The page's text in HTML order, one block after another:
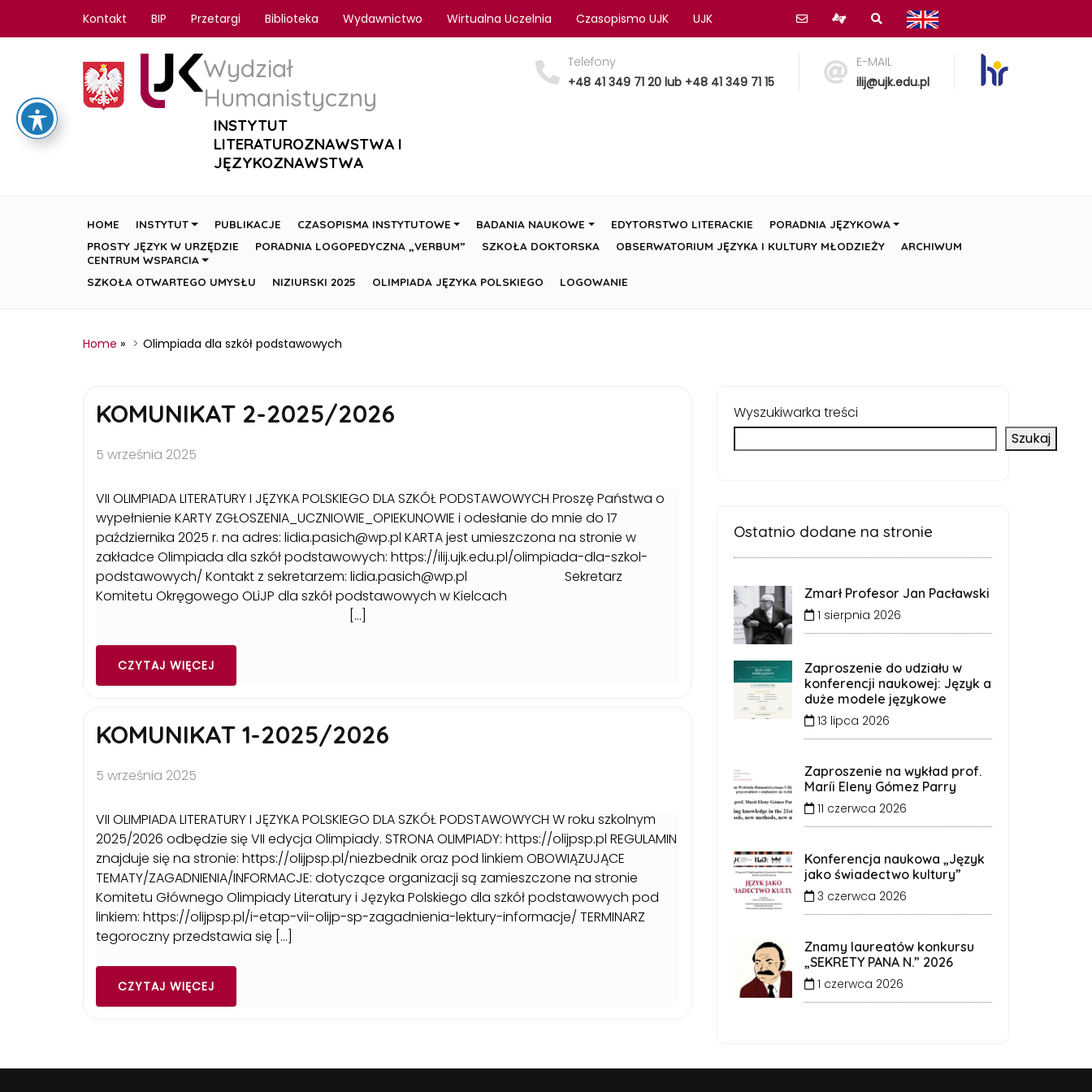
Kontakt BIP Przetargi Biblioteka Wydawnictwo Wirtualna Uczelnia Czasopismo UJK UJK
Wydział
Humanistyczny
INSTYTUT
LITERATUROZNAWSTWA I
JĘZYKOZNAWSTWA
Telefony
+48 41 349 71 20 lub +48 41 349 71 15
E-MAIL
ilij@ujk.edu.pl
HOME INSTYTUT PUBLIKACJE CZASOPISMA INSTYTUTOWE BADANIA NAUKOWE EDYTORSTWO LITERACKIE
PORADNIA JĘZYKOWA
PROSTY JĘZYK W URZĘDZIE
CENTRUM WSPARCIA
PORADNIA LOGOPEDYCZNA „VERBUM” SZKOŁA DOKTORSKA OBSERWATORIUM JĘZYKA I KULTURY MŁODZIEŻY ARCHIWUM
SZKOŁA OTWARTEGO UMYSŁU NIZIURSKI 2025 OLIMPIADA JĘZYKA POLSKIEGO LOGOWANIE
Home » Olimpiada dla szkół podstawowych
KOMUNIKAT 2-2025/2026
5 września 2025
VII OLIMPIADA LITERATURY I JĘZYKA POLSKIEGO DLA SZKÓŁ PODSTAWOWYCH Proszę Państwa o
wypełnienie KARTY ZGŁOSZENIA_UCZNIOWIE_OPIEKUNOWIE i odesłanie do mnie do 17
października 2025 r. na adres: lidia.pasich@wp.pl KARTA jest umieszczona na stronie w
zakładce Olimpiada dla szkół podstawowych: https://ilij.ujk.edu.pl/olimpiada-dla-szkol-
podstawowych/ Kontakt z sekretarzem: lidia.pasich@wp.pl Sekretarz
Komitetu Okręgowego OLiJP dla szkół podstawowych w Kielcach
[…]
CZYTAJ WIĘCEJ
KOMUNIKAT 1-2025/2026
5 września 2025
VII OLIMPIADA LITERATURY I JĘZYKA POLSKIEGO DLA SZKÓŁ PODSTAWOWYCH W roku szkolnym
2025/2026 odbędzie się VII edycja Olimpiady. STRONA OLIMPIADY: https://olijpsp.pl REGULAMIN
znajduje się na stronie: https://olijpsp.pl/niezbednik oraz pod linkiem OBOWIĄZUJĄCE
TEMATY/ZAGADNIENIA/INFORMACJE: dotyczące organizacji są zamieszczone na stronie
Komitetu Głównego Olimpiady Literatury i Języka Polskiego dla szkół podstawowych pod
linkiem: https://olijpsp.pl/i-etap-vii-olijp-sp-zagadnienia-lektury-informacje/ TERMINARZ
tegoroczny przedstawia się […]
CZYTAJ WIĘCEJ
Wyszukiwarka treści
Szukaj
Ostatnio dodane na stronie
Zmarł Profesor Jan Pacławski
1 sierpnia 2026
Zaproszenie do udziału w
konferencji naukowej: Język a
duże modele językowe
13 lipca 2026
Zaproszenie na wykład prof.
Maríi Eleny Gómez Parry
11 czerwca 2026
Konferencja naukowa „Język
jako świadectwo kultury”
3 czerwca 2026
Znamy laureatów konkursu
„SEKRETY PANA N.” 2026
1 czerwca 2026